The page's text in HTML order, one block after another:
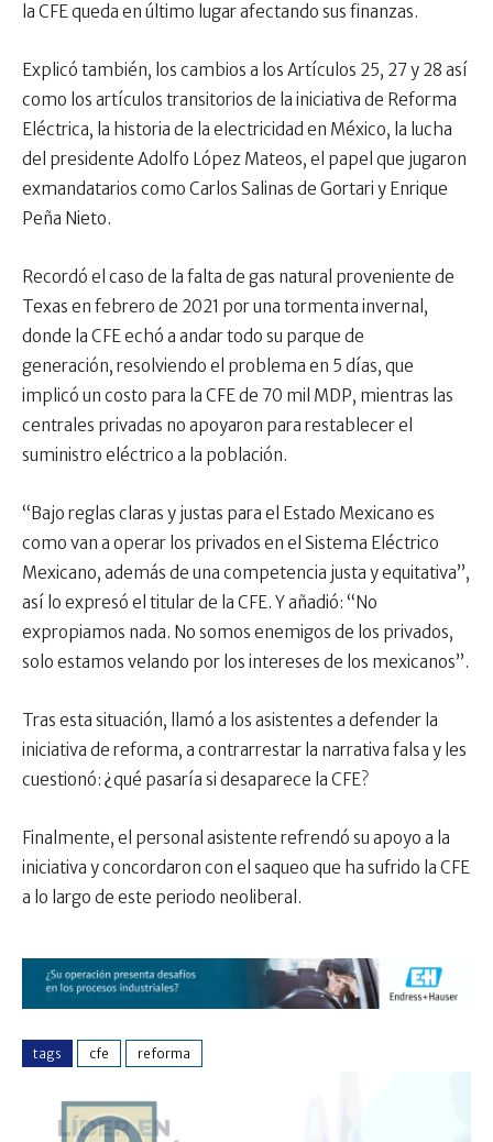
la CFE queda en último lugar afectando sus finanzas.
Explicó también, los cambios a los Artículos 25, 27 y 28 así
como los artículos transitorios de la iniciativa de Reforma
Eléctrica, la historia de la electricidad en México, la lucha
del presidente Adolfo López Mateos, el papel que jugaron
exmandatarios como Carlos Salinas de Gortari y Enrique
Peña Nieto.
Recordó el caso de la falta de gas natural proveniente de
Texas en febrero de 2021 por una tormenta invernal,
donde la CFE echó a andar todo su parque de
generación, resolviendo el problema en 5 días, que
implicó un costo para la CFE de 70 mil MDP, mientras las
centrales privadas no apoyaron para restablecer el
suministro eléctrico a la población.
“Bajo reglas claras y justas para el Estado Mexicano es
como van a operar los privados en el Sistema Eléctrico
Mexicano, además de una competencia justa y equitativa”,
así lo expresó el titular de la CFE. Y añadió: “No
expropiamos nada. No somos enemigos de los privados,
solo estamos velando por los intereses de los mexicanos”.
Tras esta situación, llamó a los asistentes a defender la
iniciativa de reforma, a contrarrestar la narrativa falsa y les
cuestionó: ¿qué pasaría si desaparece la CFE?
Finalmente, el personal asistente refrendó su apoyo a la
iniciativa y concordaron con el saqueo que ha sufrido la CFE
a lo largo de este periodo neoliberal.
tags cfe reforma